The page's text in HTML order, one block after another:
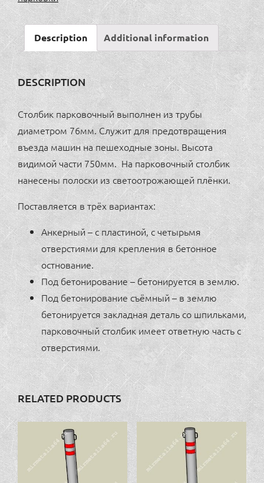
Description Additional information
DESCRIPTION
Столбик парковочный выполнен из трубы
диаметром 76мм. Служит для предотвращения
въезда машин на пешеходные зоны. Высота
видимой части 750мм. На парковочный столбик
нанесены полоски из светоотрожающей плёнки.
Поставляется в трёх вариантах:
Анкерный – с пластиной, с четырьмя
отверстиями для крепления в бетонное
остнование.
Под бетонирование – бетонируется в землю.
Под бетонирование съёмный – в землю
бетонируется закладная деталь со шпильками,
парковочный столбик имеет ответную часть с
отверстиями.
RELATED PRODUCTS